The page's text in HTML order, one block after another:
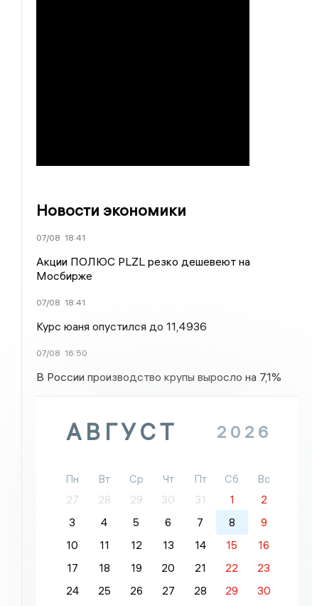
Новости экономики
07/08 18:41
Акции ПОЛЮС PLZL резко дешевеют на
Мосбирже
07/08 18:41
Курс юаня опустился до 11,4936
07/08 16:50
В России производство крупы выросло на 7,1%
АВГУСТ 2026
Пн Вт Ср Чт Пт Сб
Вс
27
28 29 30 31 1
2
3
4 5 6 7 8
9
10
11 12 13 14 15
16
17
18 19 20 21 22
23
24
25 26 27 28 29
30